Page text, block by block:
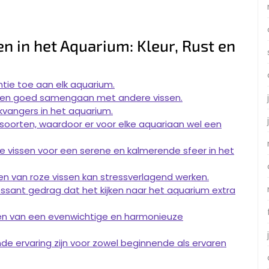
in het Aquarium: Kleur, Rust en
toe aan elk aquarium.
goed samengaan met andere vissen.
in het aquarium.
waardoor er voor elke aquariaan wel een
voor een serene en kalmerende sfeer in het
van roze vissen kan stressverlagend werken.
gedrag dat het kijken naar het aquarium extra
van een evenwichtige en harmonieuze
ervaring zijn voor zowel beginnende als ervaren